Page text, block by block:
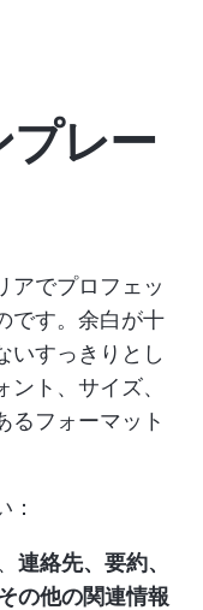
プレー
アでプロフェッ
です。余白が十
いすっきりとし
ト、サイズ、
るフォーマット
連絡先、要約、
の他の関連情報